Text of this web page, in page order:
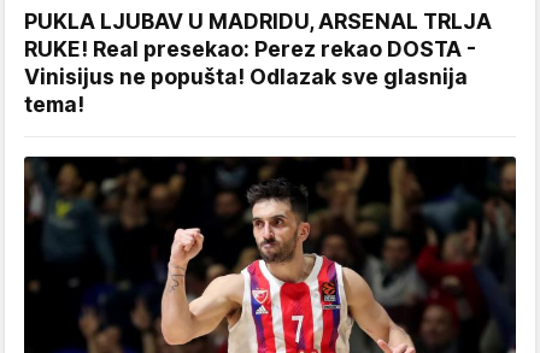
PUKLA LJUBAV U MADRIDU, ARSENAL TRLJA
RUKE! Real presekao: Perez rekao DOSTA -
Vinisijus ne popušta! Odlazak sve glasnija
tema!